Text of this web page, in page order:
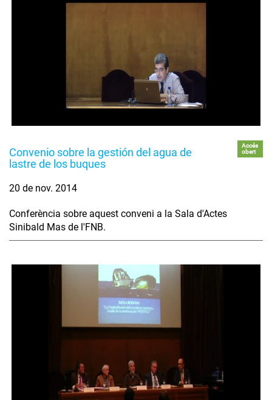
Convenio sobre la gestión del agua de
lastre de los buques
Accés
obert
20 de nov. 2014
Conferència sobre aquest conveni a la Sala d'Actes
Sinibald Mas de l'FNB.